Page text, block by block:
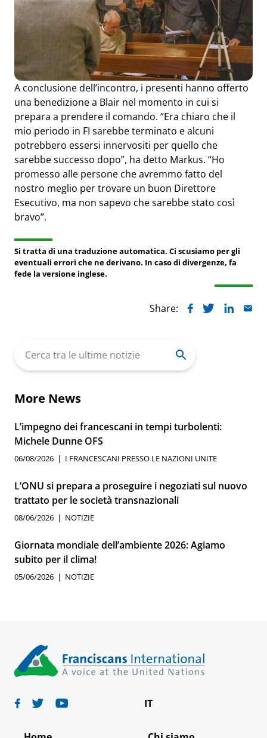
A conclusione dell’incontro, i presenti hanno offerto
una benedizione a Blair nel momento in cui si
prepara a prendere il comando. “Era chiaro che il
mio periodo in FI sarebbe terminato e alcuni
potrebbero essersi innervositi per quello che
sarebbe successo dopo”, ha detto Markus. “Ho
promesso alle persone che avremmo fatto del
nostro meglio per trovare un buon Direttore
Esecutivo, ma non sapevo che sarebbe stato così
bravo”.
Si tratta di una traduzione automatica. Ci scusiamo per gli
eventuali errori che ne derivano. In caso di divergenze, fa
fede la versione inglese.
Share:
for:
More News
L’impegno dei francescani in tempi turbolenti:
Michele Dunne OFS
06/08/2026 I FRANCESCANI PRESSO LE NAZIONI UNITE
L’ONU si prepara a proseguire i negoziati sul nuovo
trattato per le società transnazionali
08/06/2026 NOTIZIE
Giornata mondiale dell’ambiente 2026: Agiamo
subito per il clima!
05/06/2026 NOTIZIE
IT
Deutsch